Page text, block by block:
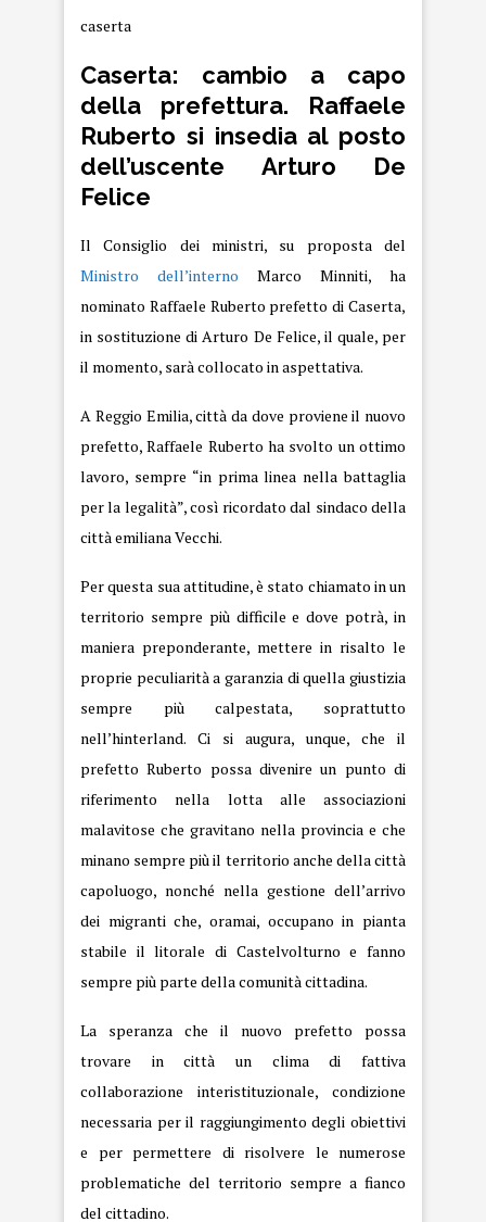
caserta
Caserta: cambio a capo
della prefettura. Raffaele
Ruberto si insedia al posto
dell’uscente Arturo De
Felice
Il Consiglio dei ministri, su proposta del
Ministro dell’interno Marco Minniti, ha
nominato Raffaele Ruberto prefetto di Caserta,
in sostituzione di Arturo De Felice, il quale, per
il momento, sarà collocato in aspettativa.
A Reggio Emilia, città da dove proviene il nuovo
prefetto, Raffaele Ruberto ha svolto un ottimo
lavoro, sempre “in prima linea nella battaglia
per la legalità”, così ricordato dal sindaco della
città emiliana Vecchi.
Per questa sua attitudine, è stato chiamato in un
territorio sempre più difficile e dove potrà, in
maniera preponderante, mettere in risalto le
proprie peculiarità a garanzia di quella giustizia
sempre più calpestata, soprattutto
nell’hinterland. Ci si augura, unque, che il
prefetto Ruberto possa divenire un punto di
riferimento nella lotta alle associazioni
malavitose che gravitano nella provincia e che
minano sempre più il territorio anche della città
capoluogo, nonché nella gestione dell’arrivo
dei migranti che, oramai, occupano in pianta
stabile il litorale di Castelvolturno e fanno
sempre più parte della comunità cittadina.
La speranza che il nuovo prefetto possa
trovare in città un clima di fattiva
collaborazione interistituzionale, condizione
necessaria per il raggiungimento degli obiettivi
e per permettere di risolvere le numerose
problematiche del territorio sempre a fianco
del cittadino.